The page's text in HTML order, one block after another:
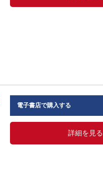
電子書店で購入する
詳細を見る